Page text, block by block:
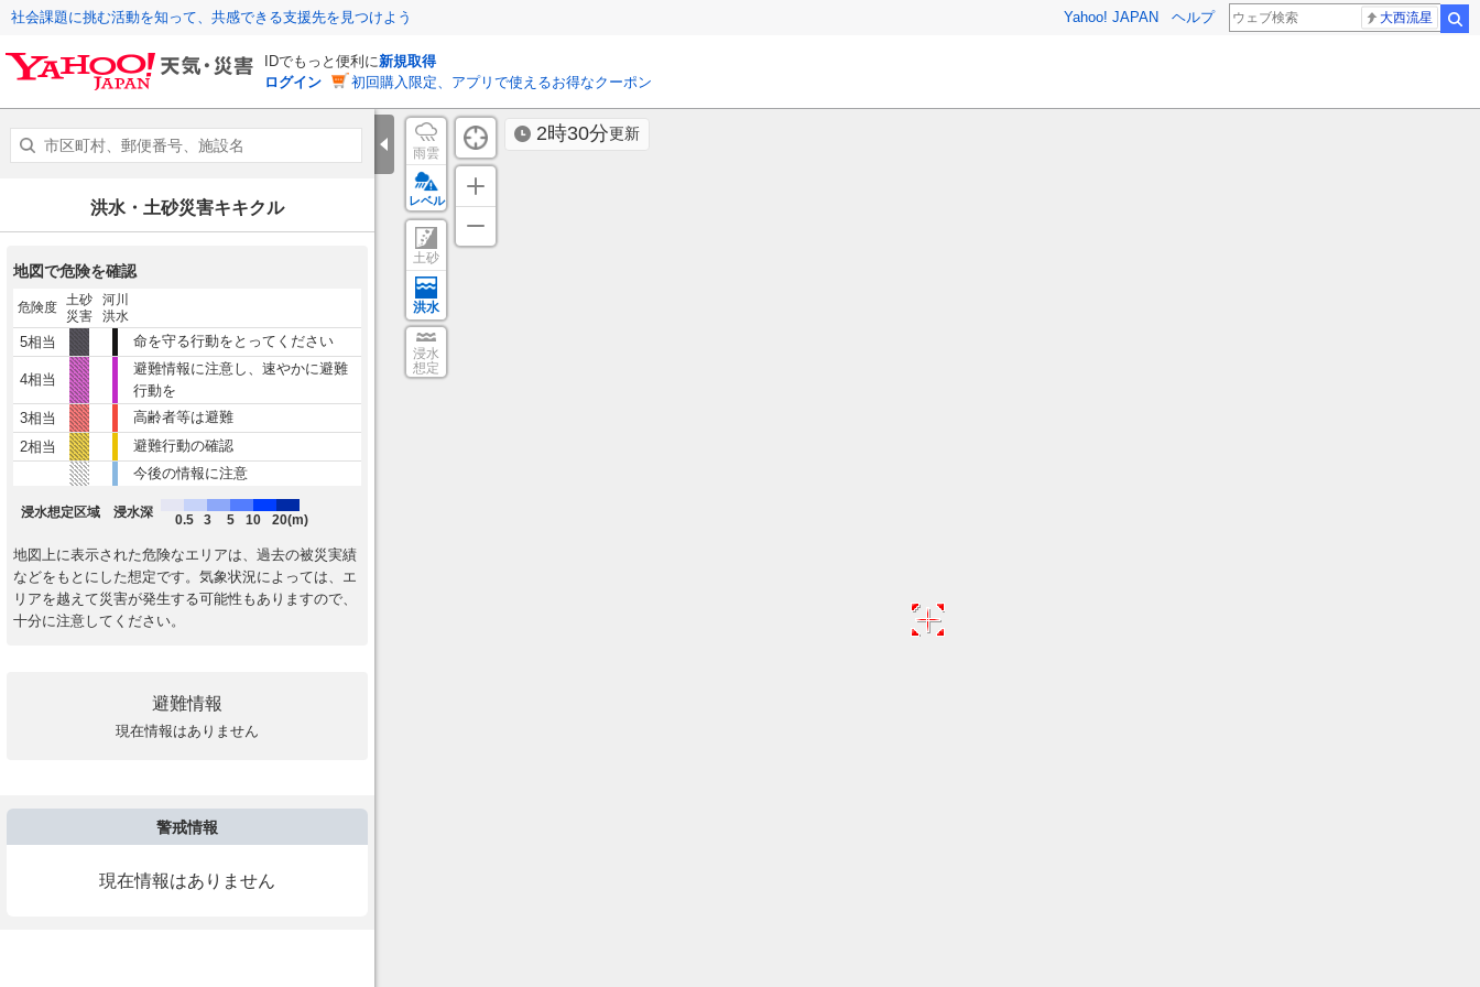
社会課題に挑む活動を知って、共感できる支援先を見つけよう Yahoo! JAPAN ヘルプ 大西流星
IDでもっと便利に新規取得
ログイン
初回購入限定、アプリで使えるお得なクーポン
2時30分更新
雨雲
レベル
土砂
洪水
浸水
想定
洪水・土砂災害キキクル
地図で危険を確認
危険度 土砂
災害
河川
洪水
5相当 命を守る行動をとってください
4相当
避難情報に注意し、速やかに避難
行動を
3相当
高齢者等は避難
2相当
避難行動の確認
今後の情報に注意
浸水想定区域 浸水深
0.5 3 5 10 20(m)
地図上に表示された危険なエリアは、過去の被災実績
などをもとにした想定です。気象状況によっては、エ
リアを越えて災害が発生する可能性もありますので、
十分に注意してください。
避難情報
現在情報はありません
警戒情報
現在情報はありません